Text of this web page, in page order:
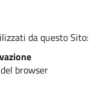
da questo Sito:
browser